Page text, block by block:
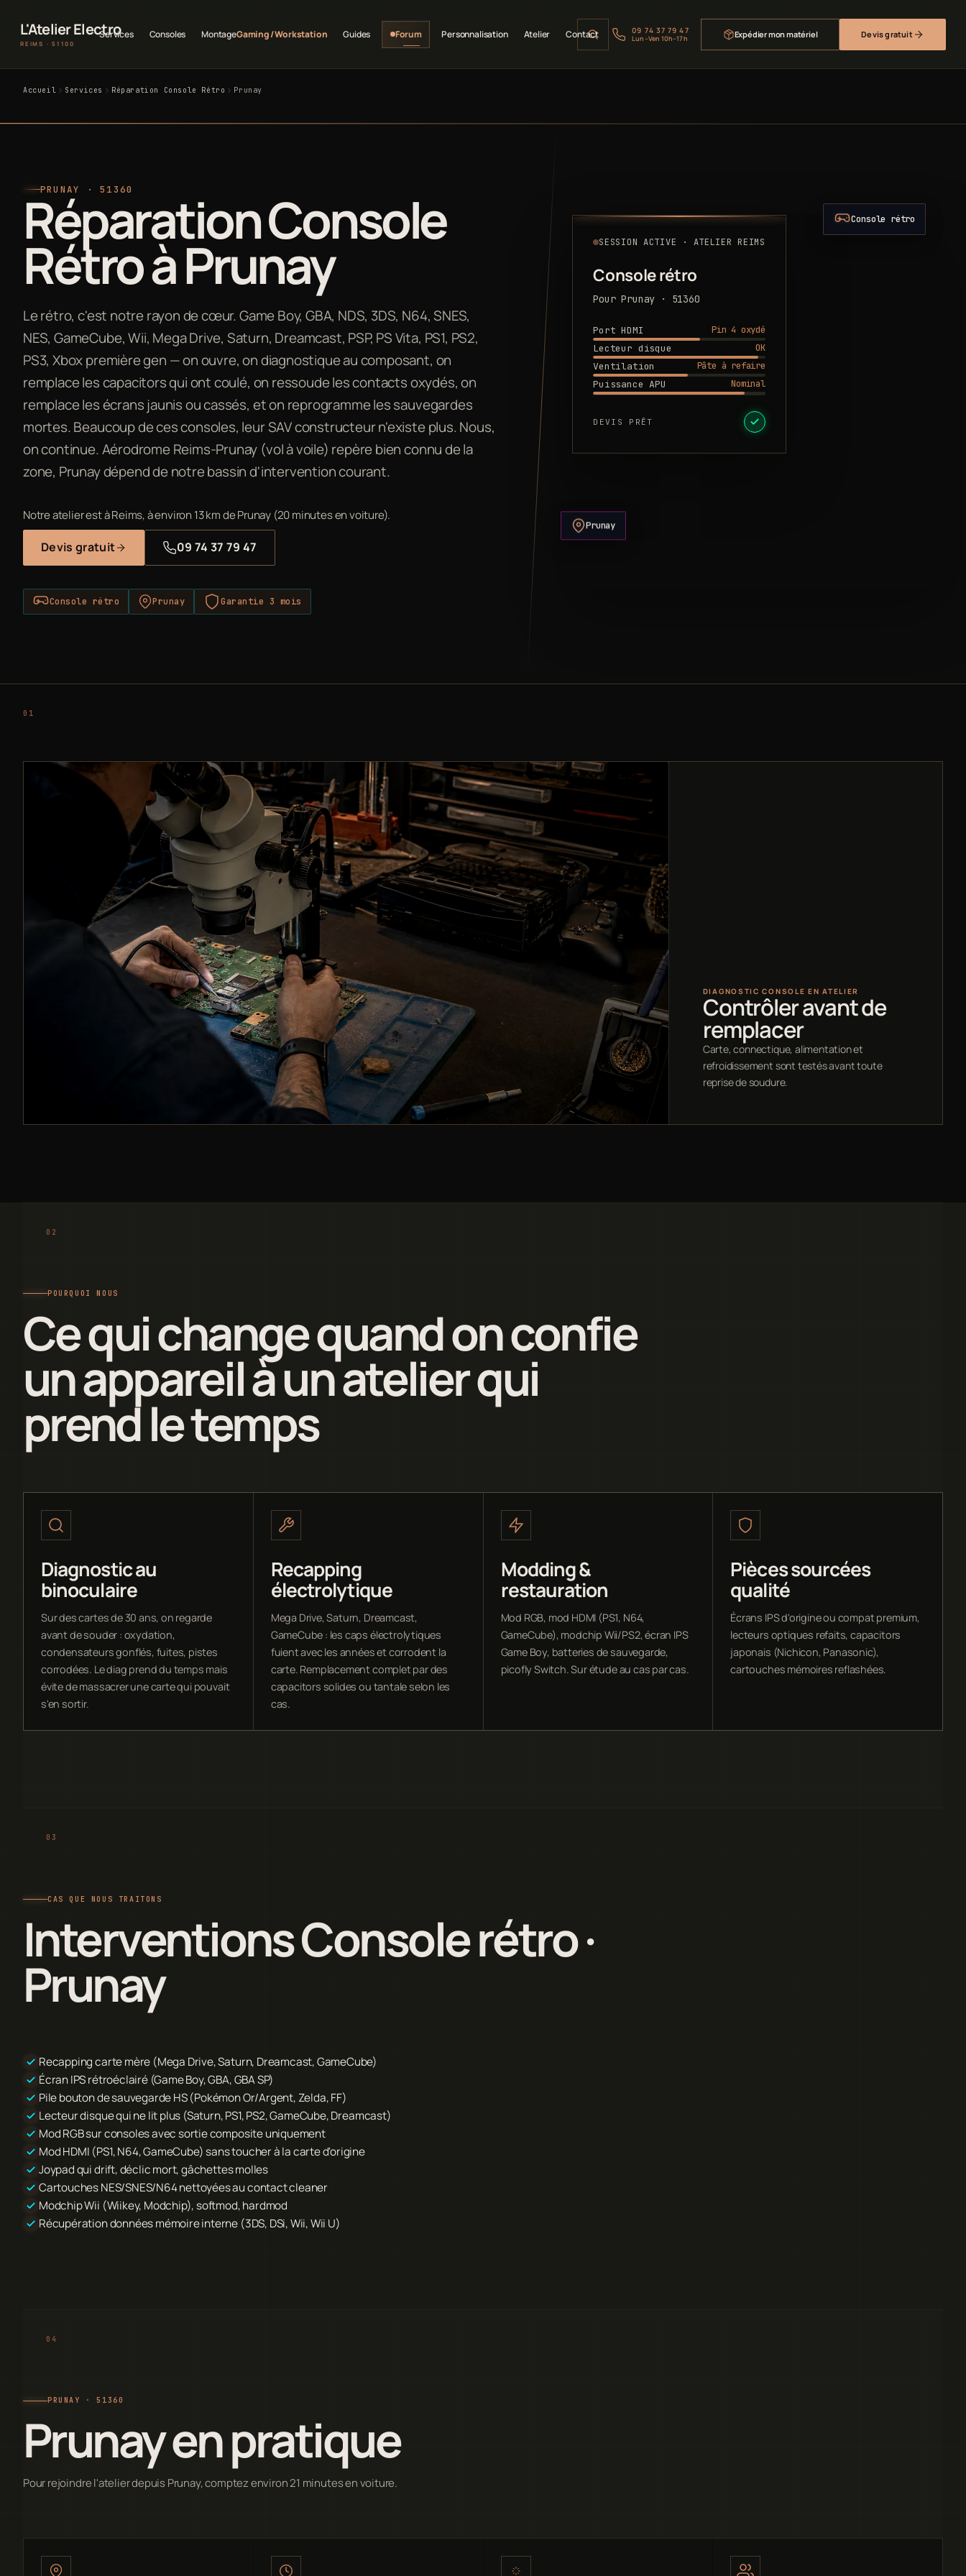
L'Atelier Electro
REIMS · 51100
Services Consoles MontageGaming / Workstation Guides Forum Personnalisation Atelier Contact 09 74 37 79 47
Lun–Ven 10h–17h Expédier mon matériel Devis gratuit
Accueil Services Réparation Console Rétro Prunay
PRUNAY · 51360
Réparation Console
Rétro à Prunay
Le rétro, c'est notre rayon de cœur. Game Boy, GBA, NDS, 3DS, N64, SNES,
NES, GameCube, Wii, Mega Drive, Saturn, Dreamcast, PSP, PS Vita, PS1, PS2,
PS3, Xbox première gen — on ouvre, on diagnostique au composant, on
remplace les capacitors qui ont coulé, on ressoude les contacts oxydés, on
remplace les écrans jaunis ou cassés, et on reprogramme les sauvegardes
mortes. Beaucoup de ces consoles, leur SAV constructeur n'existe plus. Nous,
on continue. Aérodrome Reims-Prunay (vol à voile) repère bien connu de la
zone, Prunay dépend de notre bassin d'intervention courant.
Notre atelier est à Reims, à environ 13 km de Prunay (20 minutes en voiture).
Devis gratuit 09 74 37 79 47
Console rétro Prunay Garantie 3 mois
SESSION ACTIVE · ATELIER REIMS
Console rétro
Pour Prunay · 51360
Port HDMI
Pin 4 oxydé
Lecteur disque
OK
Ventilation
Pâte à refaire
Puissance APU
Nominal
DEVIS PRÊT
Console rétro
Prunay
DIAGNOSTIC CONSOLE EN ATELIER
Contrôler avant de
remplacer
Carte, connectique, alimentation et
refroidissement sont testés avant toute
reprise de soudure.
POURQUOI NOUS
Ce qui change quand on confie
un appareil à un atelier qui
prend le temps
Diagnostic au
binoculaire
Sur des cartes de 30 ans, on regarde
avant de souder : oxydation,
condensateurs gonflés, fuites, pistes
corrodées. Le diag prend du temps mais
évite de massacrer une carte qui pouvait
s'en sortir.
Recapping
électrolytique
Mega Drive, Saturn, Dreamcast,
GameCube : les caps électrolytiques
fuient avec les années et corrodent la
carte. Remplacement complet par des
capacitors solides ou tantale selon les
cas.
Modding &
restauration
Mod RGB, mod HDMI (PS1, N64,
GameCube), modchip Wii/PS2, écran IPS
Game Boy, batteries de sauvegarde,
picofly Switch. Sur étude au cas par cas.
Pièces sourcées
qualité
Écrans IPS d'origine ou compat premium,
lecteurs optiques refaits, capacitors
japonais (Nichicon, Panasonic),
cartouches mémoires reflashées.
CAS QUE NOUS TRAITONS
Interventions Console rétro ·
Prunay
Recapping carte mère (Mega Drive, Saturn, Dreamcast, GameCube)
Écran IPS rétroéclairé (Game Boy, GBA, GBA SP)
Pile bouton de sauvegarde HS (Pokémon Or/Argent, Zelda, FF)
Lecteur disque qui ne lit plus (Saturn, PS1, PS2, GameCube, Dreamcast)
Mod RGB sur consoles avec sortie composite uniquement
Mod HDMI (PS1, N64, GameCube) sans toucher à la carte d'origine
Joypad qui drift, déclic mort, gâchettes molles
Cartouches NES/SNES/N64 nettoyées au contact cleaner
Modchip Wii (Wiikey, Modchip), softmod, hardmod
Récupération données mémoire interne (3DS, DSi, Wii, Wii U)
PRUNAY · 51360
Prunay en pratique
Pour rejoindre l'atelier depuis Prunay, comptez environ 21 minutes en voiture.